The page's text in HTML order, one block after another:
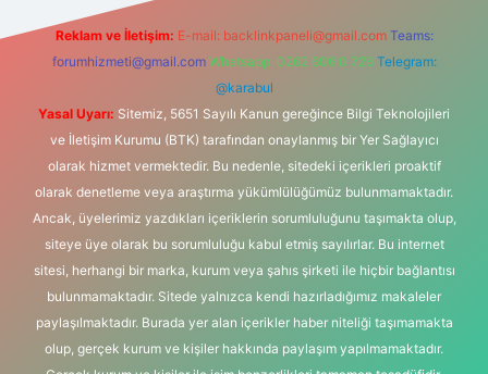
Reklam ve İletişim: E-mail: backlinkpaneli@gmail.com Teams:
forumhizmeti@gmail.com Whatsapp: 0262 606 0 726 Telegram:
@karabul
Yasal Uyarı: Sitemiz, 5651 Sayılı Kanun gereğince Bilgi Teknolojileri
ve İletişim Kurumu (BTK) tarafından onaylanmış bir Yer Sağlayıcı
olarak hizmet vermektedir. Bu nedenle, sitedeki içerikleri proaktif
olarak denetleme veya araştırma yükümlülüğümüz bulunmamaktadır.
Ancak, üyelerimiz yazdıkları içeriklerin sorumluluğunu taşımakta olup,
siteye üye olarak bu sorumluluğu kabul etmiş sayılırlar. Bu internet
sitesi, herhangi bir marka, kurum veya şahıs şirketi ile hiçbir bağlantısı
bulunmamaktadır. Sitede yalnızca kendi hazırladığımız makaleler
paylaşılmaktadır. Burada yer alan içerikler haber niteliği taşımamakta
olup, gerçek kurum ve kişiler hakkında paylaşım yapılmamaktadır.